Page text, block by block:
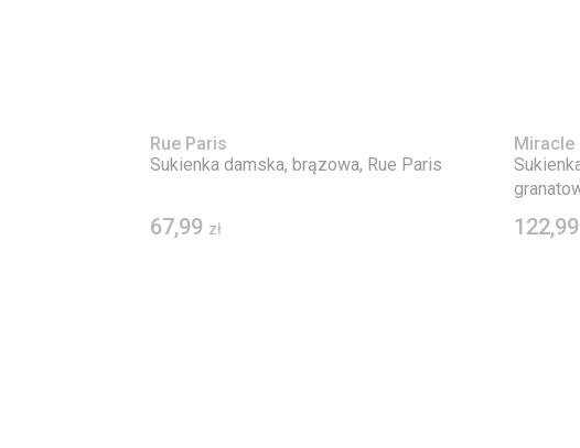
Rue Paris
Sukienka damska, brązowa, Rue Paris
67,99 zł
Miracle
122,99